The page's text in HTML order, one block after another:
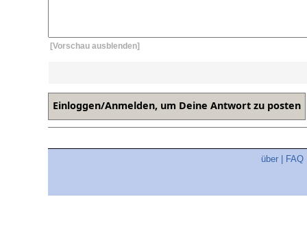
[Vorschau ausblenden]
über FAQ